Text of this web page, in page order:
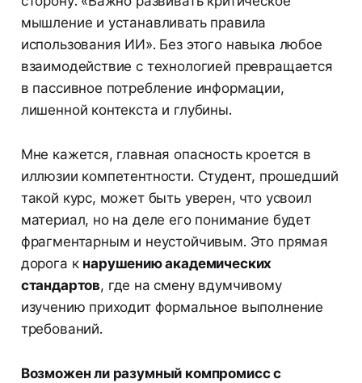
мышление и устанавливать правила
использования ИИ». Без этого навыка любое
взаимодействие с технологией превращается
в пассивное потребление информации,
лишенной контекста и глубины.
Мне кажется, главная опасность кроется в
иллюзии компетентности. Студент, прошедший
такой курс, может быть уверен, что усвоил
материал, но на деле его понимание будет
фрагментарным и неустойчивым. Это прямая
дорога к нарушению академических
стандартов, где на смену вдумчивому
изучению приходит формальное выполнение
требований.
Возможен ли разумный компромисс с